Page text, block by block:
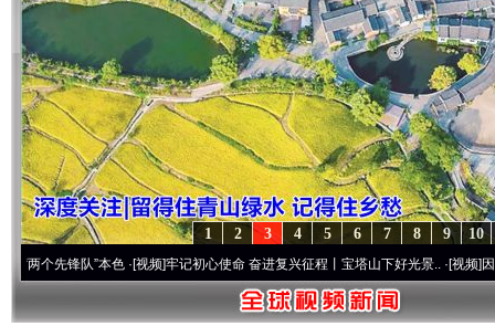
10
9
8
7
6
5
4
3
2
1
队”本色·[视频]牢记初心使命 奋进复兴征程丨宝塔山下好光景..·[视频]因党而生 为